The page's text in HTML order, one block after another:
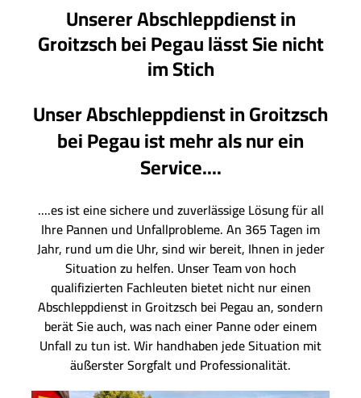
Unserer Abschleppdienst in
Groitzsch bei Pegau lässt Sie nicht
im Stich
Unser Abschleppdienst in Groitzsch
bei Pegau ist mehr als nur ein
Service....
....es ist eine sichere und zuverlässige Lösung für all
Ihre Pannen und Unfallprobleme. An 365 Tagen im
Jahr, rund um die Uhr, sind wir bereit, Ihnen in jeder
Situation zu helfen. Unser Team von hoch
qualifizierten Fachleuten bietet nicht nur einen
Abschleppdienst in Groitzsch bei Pegau an, sondern
berät Sie auch, was nach einer Panne oder einem
Unfall zu tun ist. Wir handhaben jede Situation mit
äußerster Sorgfalt und Professionalität.